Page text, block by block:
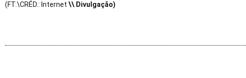
(FT.\CRÉD.: Internet \\ Divulgação)